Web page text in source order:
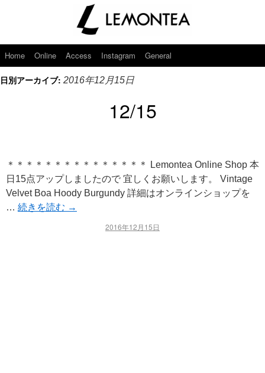
Home Online Access Instagram General
日別アーカイブ: 2016年12月15日
12/15
＊＊＊＊＊＊＊＊＊＊＊＊＊＊＊ Lemontea Online Shop 本
日15点アップしましたので 宜しくお願いします。 Vintage
Velvet Boa Hoody Burgundy 詳細はオンラインショップを
… 続きを読む →
2016年12月15日